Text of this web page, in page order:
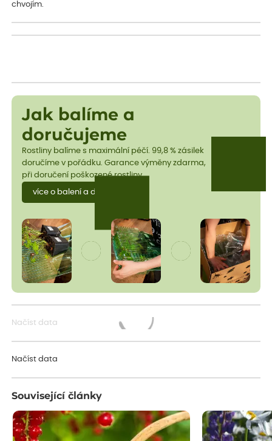
chvojím.
Jak balíme a
doručujeme
Rostliny balíme s maximální péčí. 99,8 % zásilek
doručíme v pořádku. Garance výměny zdarma,
při doručení poškozené rostliny.
více o balení a dopravě
Načíst data
Načíst data
Související články